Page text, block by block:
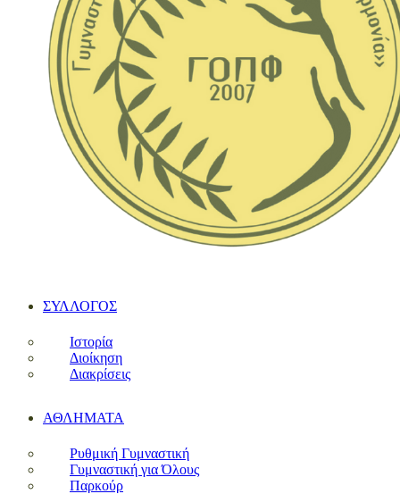
ΣΥΛΛΟΓΟΣ
Ιστορία
Διοίκηση
Διακρίσεις
ΑΘΛΗΜΑΤΑ
Ρυθμική Γυμναστική
Γυμναστική για Όλους
Παρκούρ